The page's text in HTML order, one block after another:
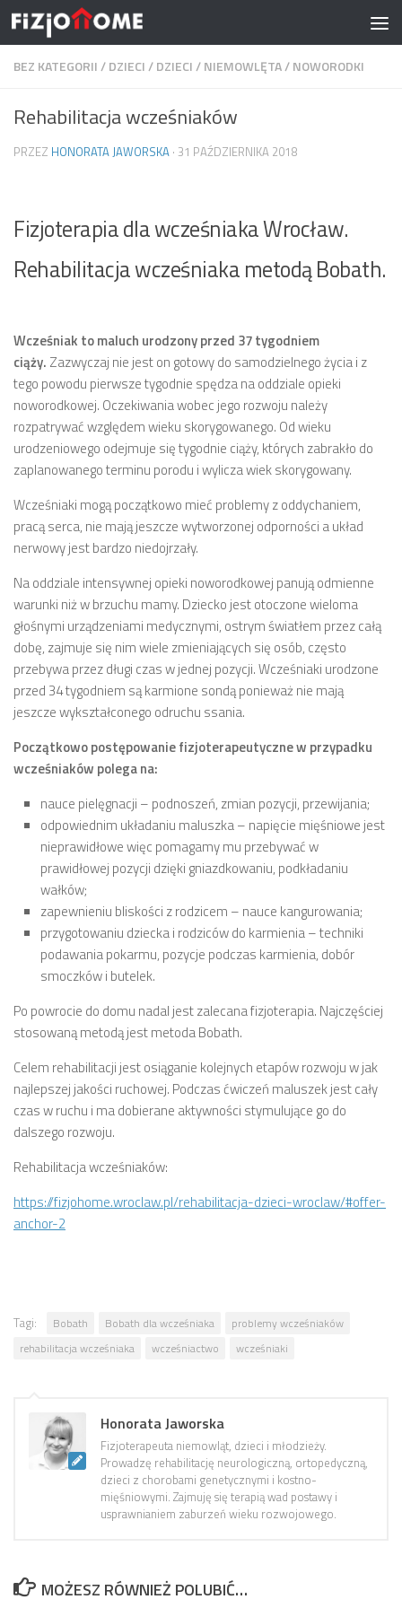
Skip to content
BEZ KATEGORII/DZIECI/DZIECI/NIEMOWLĘTA/NOWORODKI
Rehabilitacja wcześniaków
PRZEZ HONORATA JAWORSKA · 31 PAŹDZIERNIKA 2018
Fizjoterapia dla wcześniaka Wrocław.
Rehabilitacja wcześniaka metodą Bobath.
Wcześniak to maluch urodzony przed 37 tygodniem
ciąży. Zazwyczaj nie jest on gotowy do samodzielnego życia i z
tego powodu pierwsze tygodnie spędza na oddziale opieki
noworodkowej. Oczekiwania wobec jego rozwoju należy
rozpatrywać względem wieku skorygowanego. Od wieku
urodzeniowego odejmuje się tygodnie ciąży, których zabrakło do
zaplanowanego terminu porodu i wylicza wiek skorygowany.
Wcześniaki mogą początkowo mieć problemy z oddychaniem,
pracą serca, nie mają jeszcze wytworzonej odporności a układ
nerwowy jest bardzo niedojrzały.
Na oddziale intensywnej opieki noworodkowej panują odmienne
warunki niż w brzuchu mamy. Dziecko jest otoczone wieloma
głośnymi urządzeniami medycznymi, ostrym światłem przez całą
dobę, zajmuje się nim wiele zmieniających się osób, często
przebywa przez długi czas w jednej pozycji. Wcześniaki urodzone
przed 34 tygodniem są karmione sondą ponieważ nie mają
jeszcze wykształconego odruchu ssania.
Początkowo postępowanie fizjoterapeutyczne w przypadku
wcześniaków polega na:
nauce pielęgnacji – podnoszeń, zmian pozycji, przewijania;
odpowiednim układaniu maluszka – napięcie mięśniowe jest
nieprawidłowe więc pomagamy mu przebywać w
prawidłowej pozycji dzięki gniazdkowaniu, podkładaniu
wałków;
zapewnieniu bliskości z rodzicem – nauce kangurowania;
przygotowaniu dziecka i rodziców do karmienia – techniki
podawania pokarmu, pozycje podczas karmienia, dobór
smoczków i butelek.
Po powrocie do domu nadal jest zalecana fizjoterapia. Najczęściej
stosowaną metodą jest metoda Bobath.
Celem rehabilitacji jest osiąganie kolejnych etapów rozwoju w jak
najlepszej jakości ruchowej. Podczas ćwiczeń maluszek jest cały
czas w ruchu i ma dobierane aktywności stymulujące go do
dalszego rozwoju.
Rehabilitacja wcześniaków:
https://fizjohome.wroclaw.pl/rehabilitacja-dzieci-wroclaw/#offer-
anchor-2
Tagi: Bobath Bobath dla wcześniaka
problemy wcześniaków
rehabilitacja wcześniaka
wcześniactwo wcześniaki
Honorata Jaworska
Fizjoterapeuta niemowląt, dzieci i młodzieży.
Prowadzę rehabilitację neurologiczną, ortopedyczną,
dzieci z chorobami genetycznymi i kostno-
mięśniowymi. Zajmuję się terapią wad postawy i
usprawnianiem zaburzeń wieku rozwojowego.
MOŻESZ RÓWNIEŻ POLUBIĆ…